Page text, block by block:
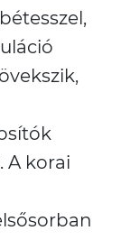
A korai